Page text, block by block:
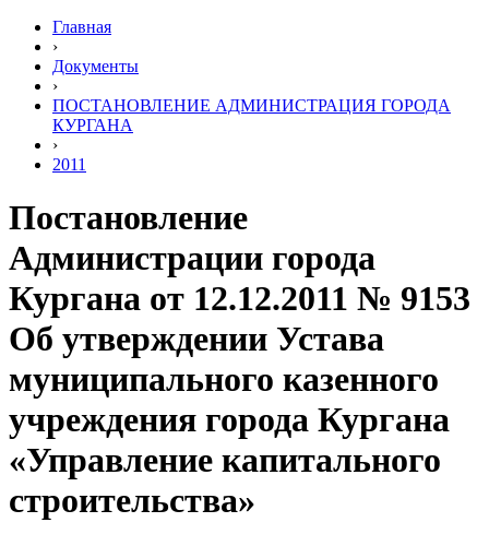
Главная
›
Документы
›
ПОСТАНОВЛЕНИЕ АДМИНИСТРАЦИЯ ГОРОДА
КУРГАНА
›
2011
Постановление
Администрации города
Кургана от 12.12.2011 № 9153
Об утверждении Устава
муниципального казенного
учреждения города Кургана
«Управление капитального
строительства»